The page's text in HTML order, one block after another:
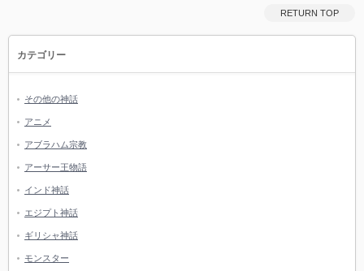
RETURN TOP
カテゴリー
その他の神話
アニメ
アブラハム宗教
アーサー王物語
インド神話
エジプト神話
ギリシャ神話
モンスター